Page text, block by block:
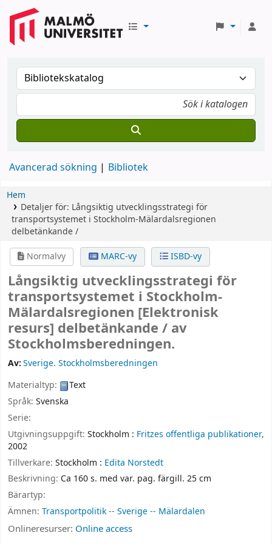
Avancerad sökning Bibliotek
Hem
Detaljer för: Långsiktig utvecklingsstrategi för
transportsystemet i Stockholm-Mälardalsregionen
delbetänkande /
Normalvy
MARC-vy ISBD-vy
Långsiktig utvecklingsstrategi för
transportsystemet i Stockholm-
Mälardalsregionen [Elektronisk
resurs] delbetänkande / av
Stockholmsberedningen.
Av:Sverige. Stockholmsberedningen
Materialtyp:
Text
Språk: Svenska
Serie:
Utgivningsuppgift: Stockholm : Fritzes offentliga publikationer,
2002
Tillverkare: Stockholm : Edita Norstedt
Beskrivning: Ca 160 s. med var. pag. färgill. 25 cm
Bärartyp:
Ämnen: Transportpolitik -- Sverige -- Mälardalen
Onlineresurser: Online access